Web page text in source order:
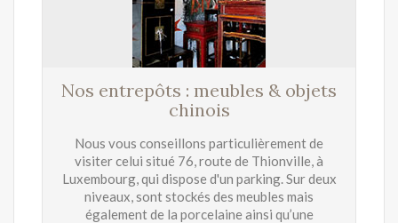
Nos entrepôts : meubles & objets
chinois
Nous vous conseillons particulièrement de
visiter celui situé 76, route de Thionville, à
Luxembourg, qui dispose d'un parking. Sur deux
niveaux, sont stockés des meubles mais
également de la porcelaine ainsi qu’une